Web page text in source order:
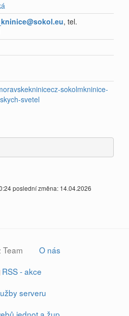
, tel.
sokolmkninice-
svetel
poslední změna: 14.04.2026
O nás
RSS - akce
serveru